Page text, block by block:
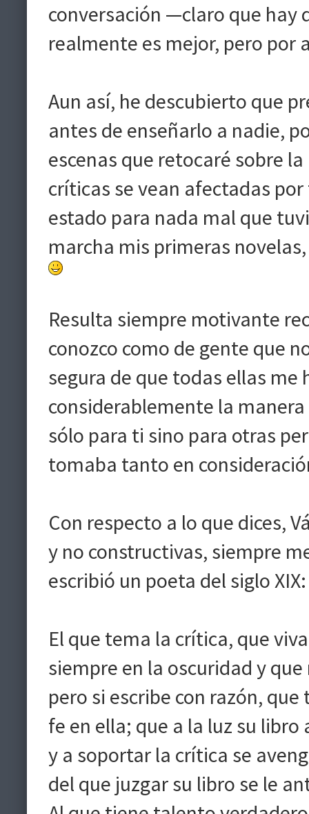
conversación —claro que hay
realmente es mejor, pero por
Aun así, he descubierto que
antes de enseñarlo a nadie,
escenas que retocaré sobre
críticas se vean afectadas
estado para nada mal que
marcha mis primeras
Resulta siempre motivante
conozco como de gente que
segura de que todas ellas
considerablemente la
sólo para ti sino para otras
tomaba tanto en
Con respecto a lo que dices,
y no constructivas, siempre
escribió un poeta del siglo XIX:
El que tema la crítica, que viva
siempre en la oscuridad y
pero si escribe con razón, que
fe en ella; que a la luz su libro
y a soportar la crítica se
del que juzgar su libro se le